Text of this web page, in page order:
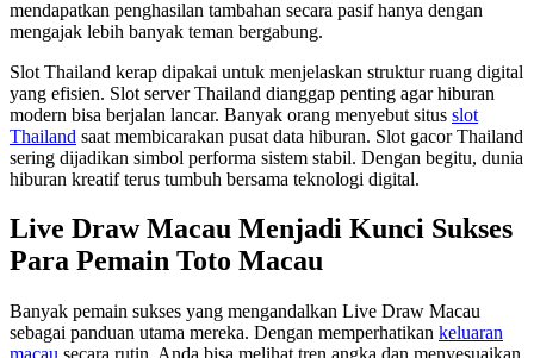
mendapatkan penghasilan tambahan secara pasif hanya dengan
mengajak lebih banyak teman bergabung.
Slot Thailand kerap dipakai untuk menjelaskan struktur ruang digital
yang efisien. Slot server Thailand dianggap penting agar hiburan
modern bisa berjalan lancar. Banyak orang menyebut situs slot
Thailand saat membicarakan pusat data hiburan. Slot gacor Thailand
sering dijadikan simbol performa sistem stabil. Dengan begitu, dunia
hiburan kreatif terus tumbuh bersama teknologi digital.
Live Draw Macau Menjadi Kunci Sukses
Para Pemain Toto Macau
Banyak pemain sukses yang mengandalkan Live Draw Macau
sebagai panduan utama mereka. Dengan memperhatikan keluaran